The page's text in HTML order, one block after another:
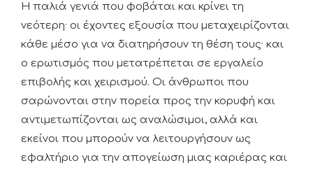
Η παλιά γενιά που φοβάται και κρίνει τη
νεότερη· οι έχοντες εξουσία που μεταχειρίζονται
κάθε μέσο για να διατηρήσουν τη θέση τους· και
ο ερωτισμός που μετατρέπεται σε εργαλείο
επιβολής και χειρισμού. Οι άνθρωποι που
σαρώνονται στην πορεία προς την κορυφή και
αντιμετωπίζονται ως αναλώσιμοι, αλλά και
εκείνοι που μπορούν να λειτουργήσουν ως
εφαλτήριο για την απογείωση μιας καριέρας και